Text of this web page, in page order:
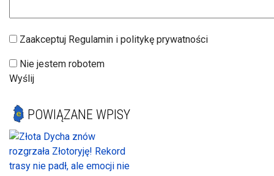
Zaakceptuj Regulamin i politykę prywatności
Nie jestem robotem
Wyślij
POWIĄZANE WPISY